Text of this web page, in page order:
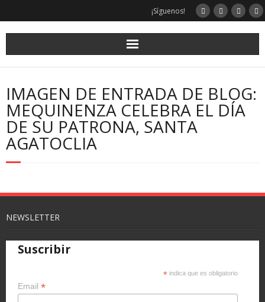
¡Síguenos!
IMAGEN DE ENTRADA DE BLOG:
MEQUINENZA CELEBRA EL DÍA
DE SU PATRONA, SANTA
AGATOCLIA
NEWSLETTER
Suscribir
* indica que es obligatorio
Email *